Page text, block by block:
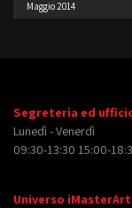
Maggio 2014
Segreteria ed
Lunedì - Venerdì
09:30-13:30 15:00-
Universo iMasterArt